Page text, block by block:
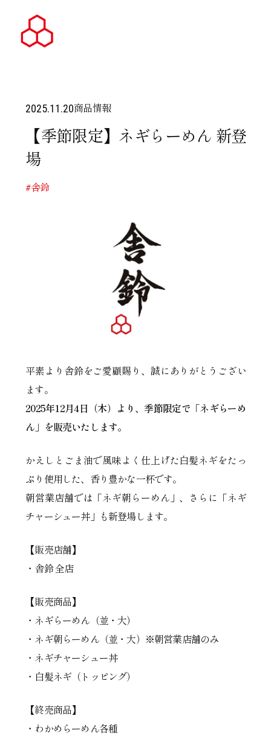
2025.11.20商品情報
【季節限定】ネギらーめん 新登
場
#舎鈴
平素より舎鈴をご愛顧賜り、誠にありがとうござい
ます。
2025年12月4日（木）より、季節限定で「ネギらーめ
ん」を販売いたします。
かえしとごま油で風味よく仕上げた白髪ネギをたっ
ぷり使用した、香り豊かな一杯です。
朝営業店舗では「ネギ朝らーめん」、さらに「ネギ
チャーシュー丼」も新登場します。
【販売店舗】
・舎鈴 全店
【販売商品】
・ネギらーめん（並・大）
・ネギ朝らーめん（並・大）※朝営業店舗のみ
・ネギチャーシュー丼
・白髪ネギ（トッピング）
【終売商品】
・わかめらーめん各種